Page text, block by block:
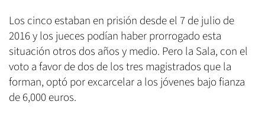
Los cinco estaban en prisión desde el 7 de julio de
2016 y los jueces podían haber prorrogado esta
situación otros dos años y medio. Pero la Sala, con el
voto a favor de dos de los tres magistrados que la
forman, optó por excarcelar a los jóvenes bajo fianza
de 6,000 euros.